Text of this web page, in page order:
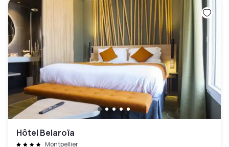
Hôtel Belaroïa
Montpellier